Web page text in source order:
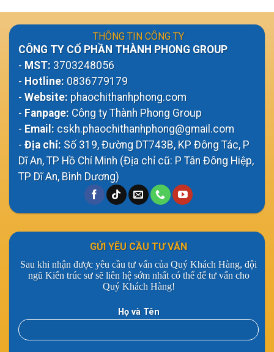
THÔNG TIN CÔNG TY
CÔNG TY CỔ PHẦN THÀNH PHONG GROUP
- MST: 3703248056
- Hotline: 0836779179
- Website: phaochithanhphong.com
- Fanpage: Công ty Thành Phong Group
- Email: cskh.phaochithanhphong@gmail.com
- Địa chỉ: Số 319, Đường DT743B, KP Đông Tác, P
Dĩ An, TP Hồ Chí Minh (Địa chỉ cũ: P Tân Đông Hiệp,
TP Dĩ An, Bình Dương)
GỬI YÊU CẦU TƯ VẤN
Sau khi nhận được yêu cầu tư vấn của Quý Khách Hàng, đội
ngũ Kiến trúc sư sẽ liên hệ sớm nhất có thể để tư vấn cho
Quý Khách Hàng!
Họ và Tên